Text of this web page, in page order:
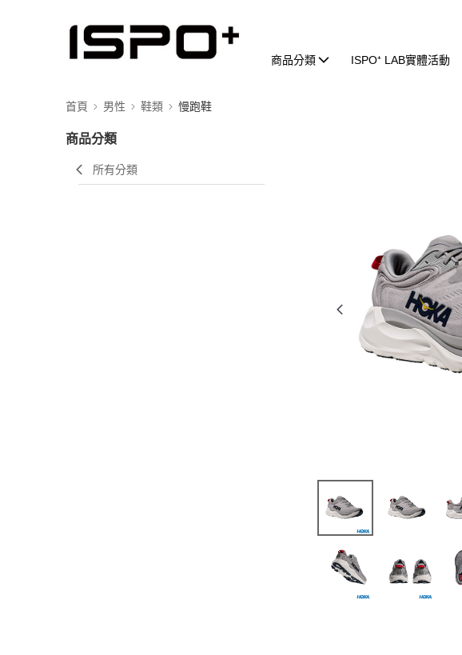
商品分類 ISPO⁺ LAB實體活動
首頁 男性 鞋類 慢跑鞋
商品分類
所有分類